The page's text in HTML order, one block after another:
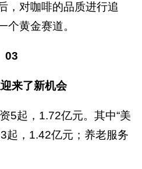
，对咖啡的品质进行追
个黄金赛道。
03
来了新机会
5起，1.72亿元。其中“美
起，1.42亿元；养老服务